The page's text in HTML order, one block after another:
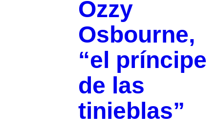
Ozzy
Osbourne,
“el príncipe
de las
tinieblas”